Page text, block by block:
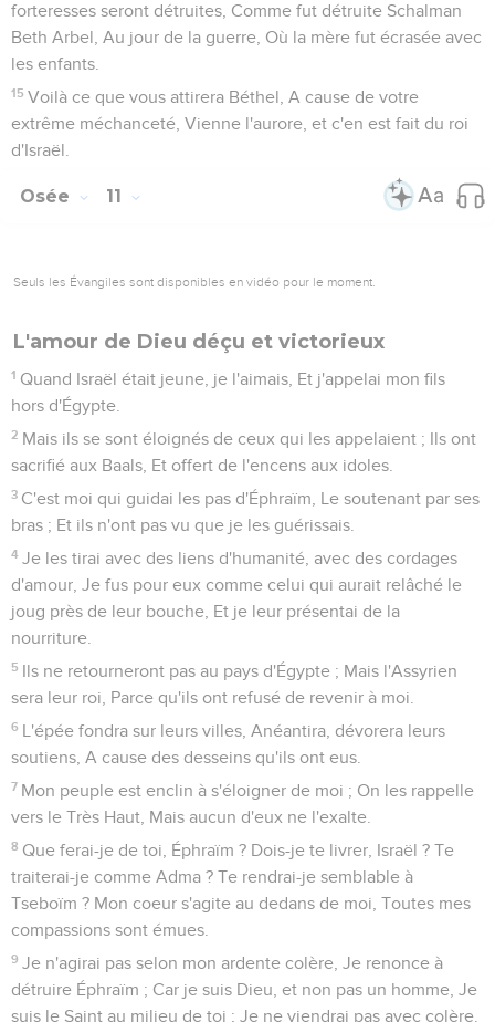
forteresses seront détruites, Comme fut détruite Schalman
Beth Arbel, Au jour de la guerre, Où la mère fut écrasée avec
les enfants.
15 Voilà ce que vous attirera Béthel, A cause de votre
extrême méchanceté, Vienne l'aurore, et c'en est fait du roi
d'Israël.
Osée 11
Seuls les Évangiles sont disponibles en vidéo pour le moment.
L'amour de Dieu déçu et victorieux
1 Quand Israël était jeune, je l'aimais, Et j'appelai mon fils
hors d'Égypte.
2 Mais ils se sont éloignés de ceux qui les appelaient ; Ils ont
sacrifié aux Baals, Et offert de l'encens aux idoles.
3 C'est moi qui guidai les pas d'Éphraïm, Le soutenant par ses
bras ; Et ils n'ont pas vu que je les guérissais.
4 Je les tirai avec des liens d'humanité, avec des cordages
d'amour, Je fus pour eux comme celui qui aurait relâché le
joug près de leur bouche, Et je leur présentai de la
nourriture.
5 Ils ne retourneront pas au pays d'Égypte ; Mais l'Assyrien
sera leur roi, Parce qu'ils ont refusé de revenir à moi.
6 L'épée fondra sur leurs villes, Anéantira, dévorera leurs
soutiens, A cause des desseins qu'ils ont eus.
7 Mon peuple est enclin à s'éloigner de moi ; On les rappelle
vers le Très Haut, Mais aucun d'eux ne l'exalte.
8 Que ferai-je de toi, Éphraïm ? Dois-je te livrer, Israël ? Te
traiterai-je comme Adma ? Te rendrai-je semblable à
Tseboïm ? Mon coeur s'agite au dedans de moi, Toutes mes
compassions sont émues.
9 Je n'agirai pas selon mon ardente colère, Je renonce à
détruire Éphraïm ; Car je suis Dieu, et non pas un homme, Je
suis le Saint au milieu de toi ; Je ne viendrai pas avec colère.